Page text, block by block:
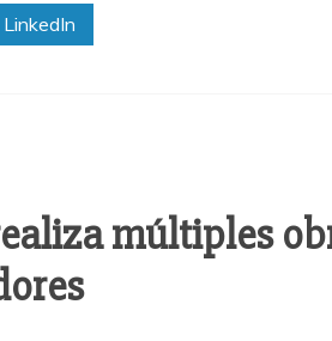
LinkedIn
múltiples